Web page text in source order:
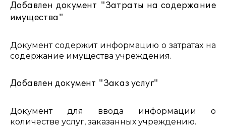
Добавлен документ "Затраты на содержание
имущества"
Документ содержит информацию о затратах на
содержание имущества учреждения.
Добавлен документ "Заказ услуг"
Документ для ввода информации о
количестве услуг, заказанных учреждению.